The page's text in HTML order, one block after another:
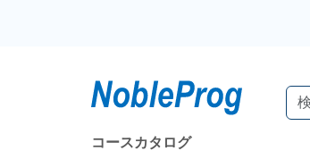
コースカタログ